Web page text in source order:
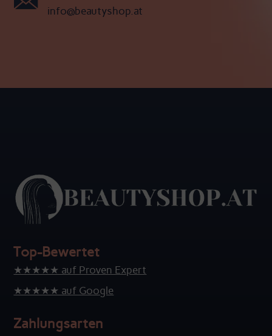
info@beautyshop.at
Top-Bewertet
★★★★★ auf Proven Expert
★★★★★ auf Google
Zahlungsarten